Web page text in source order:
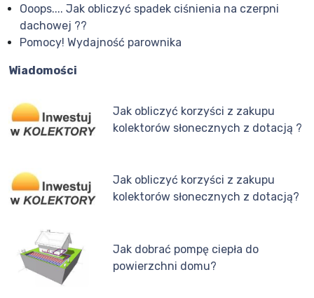
Ooops.... Jak obliczyć spadek ciśnienia na czerpni
dachowej ??
Pomocy! Wydajność parownika
Wiadomości
Jak obliczyć korzyści z zakupu
kolektorów słonecznych z dotacją ?
Jak obliczyć korzyści z zakupu
kolektorów słonecznych z dotacją?
Jak dobrać pompę ciepła do
powierzchni domu?